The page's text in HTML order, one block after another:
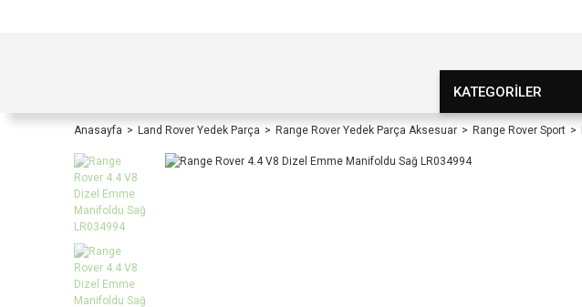
KATEGORİLER
Anasayfa Land Rover Yedek Parça Range Rover Yedek Parça Aksesuar Range Rover Sport